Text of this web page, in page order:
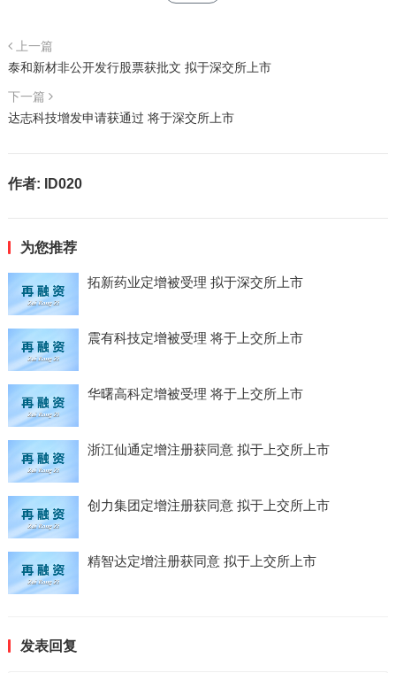
上一篇
泰和新材非公开发行股票获批文 拟于深交所上市
下一篇
达志科技增发申请获通过 将于深交所上市
作者: ID020
为您推荐
拓新药业定增被受理 拟于深交所上市
震有科技定增被受理 将于上交所上市
华曙高科定增被受理 将于上交所上市
浙江仙通定增注册获同意 拟于上交所上市
创力集团定增注册获同意 拟于上交所上市
精智达定增注册获同意 拟于上交所上市
发表回复